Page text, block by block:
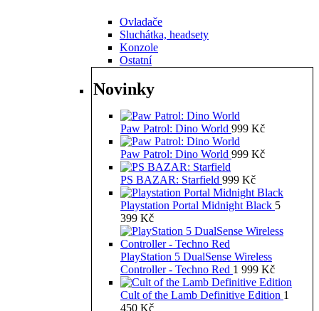
Ovladače
Sluchátka, headsety
Konzole
Ostatní
Novinky
Paw Patrol: Dino World 999 Kč
Paw Patrol: Dino World 999 Kč
PS BAZAR: Starfield 999 Kč
Playstation Portal Midnight Black 5
399 Kč
PlayStation 5 DualSense Wireless
Controller - Techno Red 1 999 Kč
Cult of the Lamb Definitive Edition 1
450 Kč